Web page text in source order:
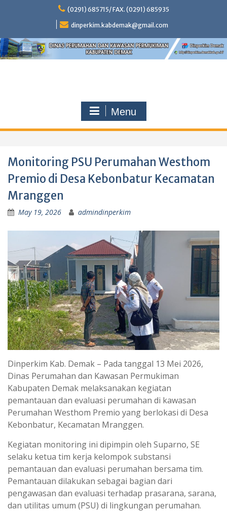
(0291) 685715/ FAX. (0291) 685935
dinperkim.kabdemak@gmail.com
Menu
Monitoring PSU Perumahan Westhom
Premio di Desa Kebonbatur Kecamatan
Mranggen
May 19, 2026 admindinperkim
Dinperkim Kab. Demak – Pada tanggal 13 Mei 2026,
Dinas Perumahan dan Kawasan Permukiman
Kabupaten Demak melaksanakan kegiatan
pemantauan dan evaluasi perumahan di kawasan
Perumahan Westhom Premio yang berlokasi di Desa
Kebonbatur, Kecamatan Mranggen.
Kegiatan monitoring ini dipimpin oleh Suparno, SE
selaku ketua tim kerja kelompok substansi
pemantauan dan evaluasi perumahan bersama tim.
Pemantauan dilakukan sebagai bagian dari
pengawasan dan evaluasi terhadap prasarana, sarana,
dan utilitas umum (PSU) di lingkungan perumahan.